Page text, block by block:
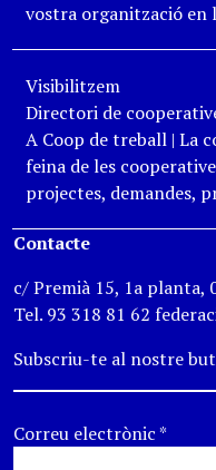
vostra organització en
Visibilitzem
Directori de
A Coop de treball| La
feina de les
projectes, demandes,
Contacte
c/ Premià 15, 1a planta,
Tel. 93 318 81 62
Subscriu-te al nostre
Correu electrònic*